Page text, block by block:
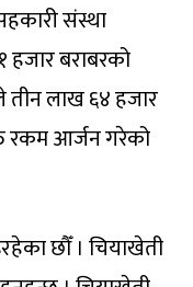
संस्था
बराबरको
तीन लाख ६४ हजार
रकम आर्जन गरेको
छौँ । चियाखेती